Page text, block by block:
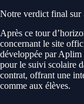
Notre verdict final sur
Après ce tour
concernant le site
développée par Aplim
pour le suivi scolaire
contrat, offrant une
comme aux élèves.